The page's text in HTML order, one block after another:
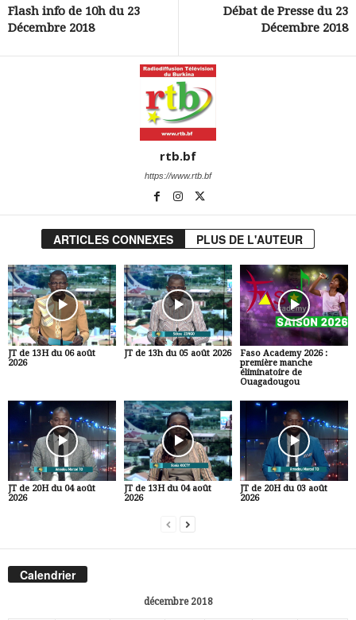
Flash info de 10h du 23
Décembre 2018
Débat de Presse du 23
Décembre 2018
rtb.bf
https://www.rtb.bf
ARTICLES CONNEXES PLUS DE L'AUTEUR
JT de 13H du 06 août
2026
JT de 13h du 05 août 2026
Faso Academy 2026 :
première manche
éliminatoire de
Ouagadougou
JT de 20H du 04 août
2026
JT de 13H du 04 août
2026
JT de 20H du 03 août
2026
Calendrier
décembre 2018